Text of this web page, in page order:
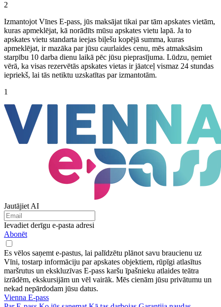
2
Izmantojot Vīnes E-pass, jūs maksājat tikai par tām apskates vietām,
kuras apmeklējat, kā norādīts mūsu apskates vietu lapā. Ja to
apskates vietu standarta ieejas biļešu kopējā summa, kuras
apmeklējat, ir mazāka par jūsu caurlaides cenu, mēs atmaksāsim
starpību 10 darba dienu laikā pēc jūsu pieprasījuma. Lūdzu, ņemiet
vērā, ka visas rezervētās apskates vietas ir jāatceļ vismaz 24 stundas
iepriekš, lai tās netiktu uzskatītas par izmantotām.
1
Jautājiet AI
Ievadiet derīgu e-pasta adresi
Abonēt
Es vēlos saņemt e-pastus, lai palīdzētu plānot savu braucienu uz
Vīni, tostarp informāciju par apskates objektiem, rūpīgi atlasītus
maršrutus un ekskluzīvas E-pass karšu īpašnieku atlaides teātra
izrādēm, ekskursijām un vēl vairāk. Mēs cienām jūsu privātumu un
nekad nepārdodam jūsu datus.
Vienna E-pass